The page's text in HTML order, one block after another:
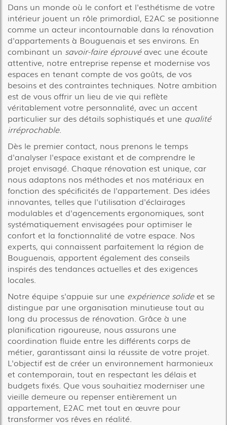
Dans un monde où le confort et l'esthétisme de votre
intérieur jouent un rôle primordial, E2AC se positionne
comme un acteur incontournable dans la rénovation
d'appartements à Bouguenais et ses environs. En
combinant un savoir-faire éprouvéavec une écoute
attentive, notre entreprise repense et modernise vos
espaces en tenant compte de vos goûts, de vos
besoins et des contraintes techniques. Notre ambition
est de vous offrir un lieu de vie qui reflète
véritablement votre personnalité, avec un accent
particulier sur des détails sophistiqués et une qualité
irréprochable.
Dès le premier contact, nous prenons le temps
d'analyser l'espace existant et de comprendre le
projet envisagé. Chaque rénovation est unique, car
nous adaptons nos méthodes et nos matériaux en
fonction des spécificités de l'appartement. Des idées
innovantes, telles que l'utilisation d'éclairages
modulables et d'agencements ergonomiques, sont
systématiquement envisagées pour optimiser le
confort et la fonctionnalité de votre espace. Nos
experts, qui connaissent parfaitement la région de
Bouguenais, apportent également des conseils
inspirés des tendances actuelles et des exigences
locales.
Notre équipe s'appuie sur une expérience solideet se
distingue par une organisation minutieuse tout au
long du processus de rénovation. Grâce à une
planification rigoureuse, nous assurons une
coordination fluide entre les différents corps de
métier, garantissant ainsi la réussite de votre projet.
L'objectif est de créer un environnement harmonieux
et contemporain, tout en respectant les délais et
budgets fixés. Que vous souhaitiez moderniser une
vieille demeure ou repenser entièrement un
appartement, E2AC met tout en œuvre pour
transformer vos rêves en réalité.